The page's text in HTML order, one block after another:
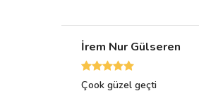
İrem Nur Gülseren
Çook güzel geçti